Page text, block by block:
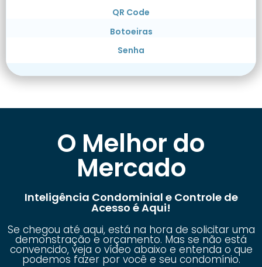
QR Code
Botoeiras
Senha
O Melhor do
Mercado
Inteligência Condominial e Controle de
Acesso é Aqui!
Se chegou até aqui, está na hora de solicitar uma
demonstração e orçamento. Mas se não está
convencido, veja o vídeo abaixo e entenda o que
podemos fazer por você e seu condomínio.